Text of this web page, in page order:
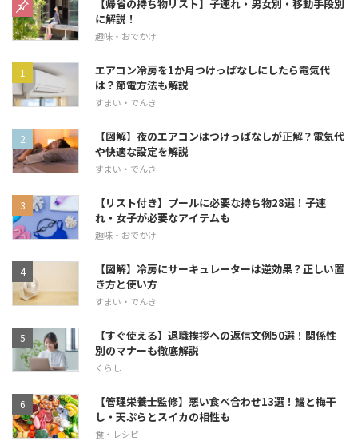
【帰省の持ち物リスト】子連れ・男女別・移動手段別
に解説！
趣味・おでかけ
エアコン冷房を1か月つけっぱなしにしたら電気代
は？節電方法も解説
すまい・でんき
【図解】夜のエアコンはつけっぱなしが正解？電気代
や快適な設定を解説
すまい・でんき
【リスト付き】プールに必要な持ち物28選！子連
れ・女子が必要なアイテムも
趣味・おでかけ
【図解】冷房にサーキュレーターは逆効果？正しい置
き方と使い方
すまい・でんき
【すぐ使える】退職挨拶への返信文例50選！関係性
別のマナーも徹底解説
くらし
【管理栄養士監修】悪い食べ合わせ13選！鰻と梅干
し・天ぷらとスイカの相性も
食・レシピ